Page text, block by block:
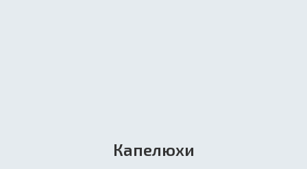
Капелюхи